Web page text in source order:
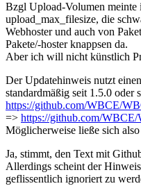
Bzgl Upload-Volumen
upload_max_filesize, die
Webhoster und auch von
Pakete/-hoster knappsen da.
Aber ich will nicht künstlich
Der Updatehinweis nutzt
standardmäßig seit 1.5.0 oder
https://github.com/WBCE/
=> https://github.com/
Möglicherweise ließe sich also
Ja, stimmt, den Text mit
Allerdings scheint der
geflissentlich ignoriert zu